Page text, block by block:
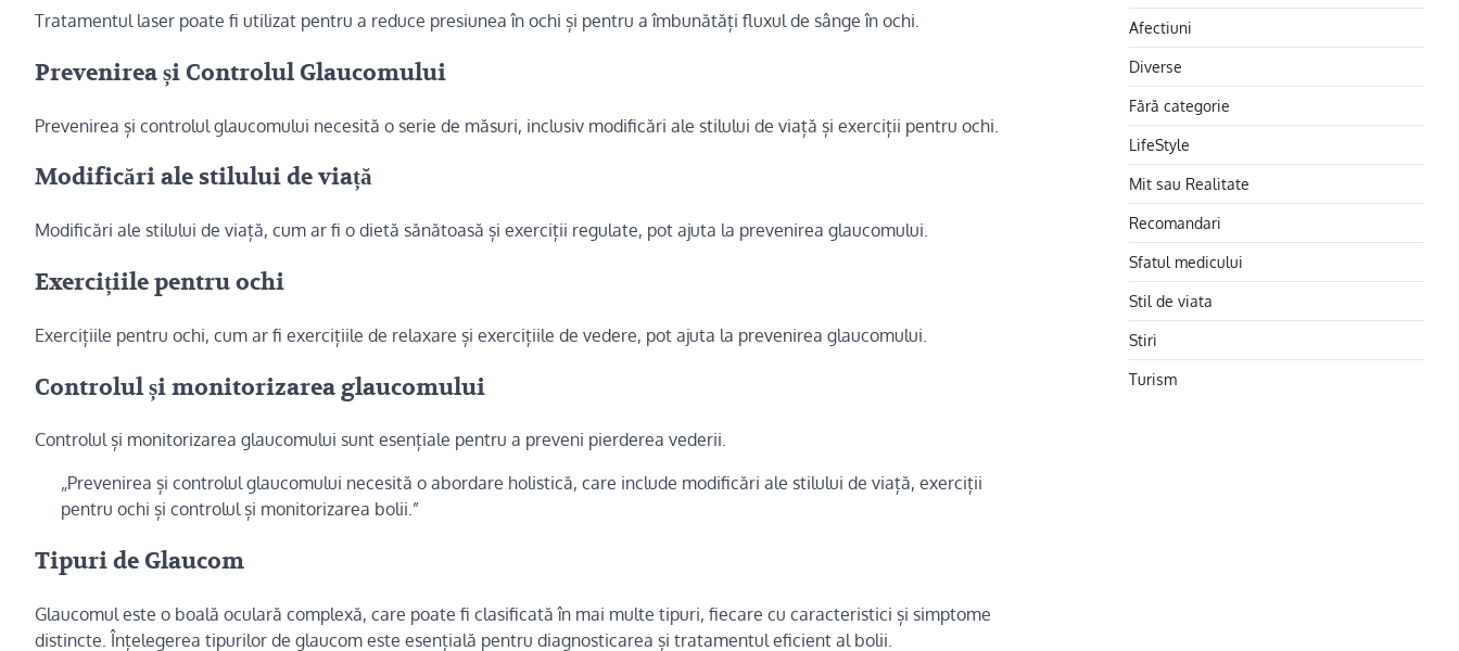
Tratamentul laser poate fi utilizat pentru a reduce presiunea în ochi și pentru a îmbunătăți fluxul de sânge în ochi.
Prevenirea și Controlul Glaucomului
Prevenirea și controlul glaucomului necesită o serie de măsuri, inclusiv modificări ale stilului de viață și exerciții pentru ochi.
Modificări ale stilului de viață
Modificări ale stilului de viață, cum ar fi o dietă sănătoasă și exerciții regulate, pot ajuta la prevenirea glaucomului.
Exercițiile pentru ochi
Exercițiile pentru ochi, cum ar fi exercițiile de relaxare și exercițiile de vedere, pot ajuta la prevenirea glaucomului.
Controlul și monitorizarea glaucomului
Controlul și monitorizarea glaucomului sunt esențiale pentru a preveni pierderea vederii.
„Prevenirea și controlul glaucomului necesită o abordare holistică, care include modificări ale stilului de viață, exerciții
pentru ochi și controlul și monitorizarea bolii.”
Tipuri de Glaucom
Glaucomul este o boală oculară complexă, care poate fi clasificată în mai multe tipuri, fiecare cu caracteristici și simptome
distincte. Înțelegerea tipurilor de glaucom este esențială pentru diagnosticarea și tratamentul eficient al bolii.
Afectiuni
Diverse
Fără categorie
LifeStyle
Mit sau Realitate
Recomandari
Sfatul medicului
Stil de viata
Stiri
Turism